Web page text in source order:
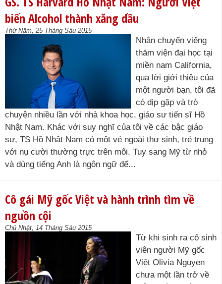
biến Alcohol thành xăng dầu
Thứ Năm, 25 Tháng Sáu 2015
Nhân chuyển viếng
thăm viện đại học tại
miền nam California,
qua lời giới thiệu của
một người bạn, tôi đã
có dịp gặp và trò
chuyện nhiều lần với nhà khoa học, giáo sư tiến sĩ Hồ
Nhật Nam. Khác với suy nghĩ của tôi về các bậc giáo
sư, TS Hồ Nhật Nam có một vẻ ngoài thư sinh, trẻ trung
với nụ cười thường trực trên môi. Tuy sang Mỹ từ nhỏ
và dùng tiếng Anh là ngôn ngữ để...
Cô gái Mỹ gốc Việt và hành trình tìm về
nguồn cội
Chủ Nhật, 14 Tháng Sáu 2015
Từ khi sinh ra cô sinh
viên người Mỹ gốc
Việt Olivia Nguyen
chưa một lần trở về